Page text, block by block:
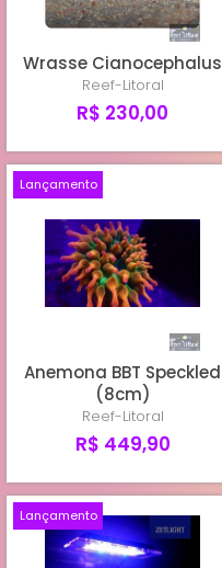
Wrasse Cianocephalus
Reef-Litoral
R$ 230,00
Lançamento
Anemona BBT Speckled
(8cm)
Reef-Litoral
R$ 449,90
Lançamento